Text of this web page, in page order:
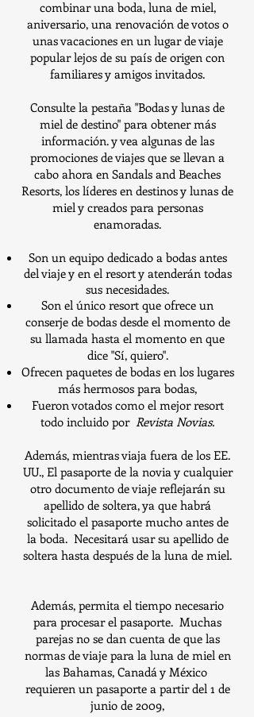
combinar una boda, luna de miel,
aniversario, una renovación de votos o
unas vacaciones en un lugar de viaje
popular lejos de su país de origen con
familiares y amigos invitados.
Consulte la pestaña "Bodas y lunas de
miel de destino" para obtener más
información. y vea algunas de las
promociones de viajes que se llevan a
cabo ahora en Sandals and Beaches
Resorts, los líderes en destinos y lunas de
miel y creados para personas
enamoradas.
Son un equipo dedicado a bodas antes
del viaje y en el resort y atenderán todas
sus necesidades.
Son el único resort que ofrece un
conserje de bodas desde el momento de
su llamada hasta el momento en que
dice "Sí, quiero".
Ofrecen paquetes de bodas en los lugares
más hermosos para bodas,
Fueron votados como el mejor resort
todo incluido por Revista Novias.
Además, mientras viaja fuera de los EE.
UU., El pasaporte de la novia y cualquier
otro documento de viaje reflejarán su
apellido de soltera, ya que habrá
solicitado el pasaporte mucho antes de
la boda. Necesitará usar su apellido de
soltera hasta después de la luna de miel.
Además, permita el tiempo necesario
para procesar el pasaporte. Muchas
parejas no se dan cuenta de que las
normas de viaje para la luna de miel en
las Bahamas, Canadá y México
requieren un pasaporte a partir del 1 de
junio de 2009,